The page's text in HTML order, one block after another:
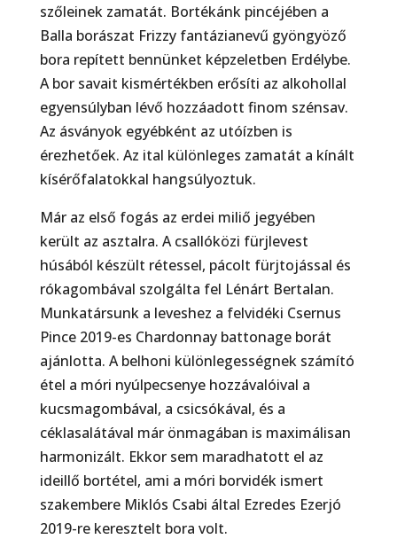
szőleinek zamatát. Bortékánk pincéjében a
Balla borászat Frizzy fantázianevű gyöngyöző
bora repített bennünket képzeletben Erdélybe.
A bor savait kismértékben erősíti az alkohollal
egyensúlyban lévő hozzáadott finom szénsav.
Az ásványok egyébként az utóízben is
érezhetőek. Az ital különleges zamatát a kínált
kísérőfalatokkal hangsúlyoztuk.
Már az első fogás az erdei miliő jegyében
került az asztalra. A csallóközi fürjlevest
húsából készült rétessel, pácolt fürjtojással és
rókagombával szolgálta fel Lénárt Bertalan.
Munkatársunk a leveshez a felvidéki Csernus
Pince 2019-es Chardonnay battonage borát
ajánlotta. A belhoni különlegességnek számító
étel a móri nyúlpecsenye hozzávalóival a
kucsmagombával, a csicsókával, és a
céklasalátával már önmagában is maximálisan
harmonizált. Ekkor sem maradhatott el az
ideillő bortétel, ami a móri borvidék ismert
szakembere Miklós Csabi által Ezredes Ezerjó
2019-re keresztelt bora volt.